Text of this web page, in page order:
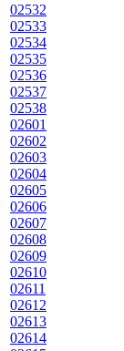
02532
02533
02534
02535
02536
02537
02538
02601
02602
02603
02604
02605
02606
02607
02608
02609
02610
02611
02612
02613
02614